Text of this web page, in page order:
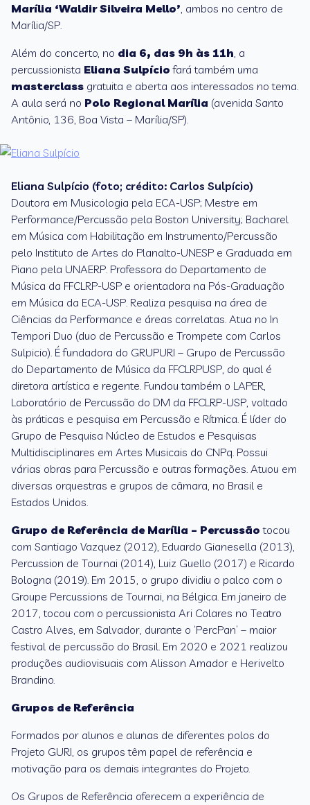
Marília ‘Waldir Silveira Mello’, ambos no centro de
Marília/SP.
Além do concerto, no dia 6, das 9h às 11h, a
percussionista Eliana Sulpício fará também uma
masterclass gratuita e aberta aos interessados no tema.
A aula será no Polo Regional Marília (avenida Santo
Antônio, 136, Boa Vista – Marília/SP).
Eliana Sulpício (foto; crédito: Carlos Sulpício)
Doutora em Musicologia pela ECA-USP; Mestre em
Performance/Percussão pela Boston University; Bacharel
em Música com Habilitação em Instrumento/Percussão
pelo Instituto de Artes do Planalto-UNESP e Graduada em
Piano pela UNAERP. Professora do Departamento de
Música da FFCLRP-USP e orientadora na Pós-Graduação
em Música da ECA-USP. Realiza pesquisa na área de
Ciências da Performance e áreas correlatas. Atua no In
Tempori Duo (duo de Percussão e Trompete com Carlos
Sulpicio). É fundadora do GRUPURI – Grupo de Percussão
do Departamento de Música da FFCLRPUSP, do qual é
diretora artística e regente. Fundou também o LAPER,
Laboratório de Percussão do DM da FFCLRP-USP, voltado
às práticas e pesquisa em Percussão e Rítmica. É líder do
Grupo de Pesquisa Núcleo de Estudos e Pesquisas
Multidisciplinares em Artes Musicais do CNPq. Possui
várias obras para Percussão e outras formações. Atuou em
diversas orquestras e grupos de câmara, no Brasil e
Estados Unidos.
Grupo de Referência de Marília – Percussão tocou
com Santiago Vazquez (2012), Eduardo Gianesella (2013),
Percussion de Tournai (2014), Luiz Guello (2017) e Ricardo
Bologna (2019). Em 2015, o grupo dividiu o palco com o
Groupe Percussions de Tournai, na Bélgica. Em janeiro de
2017, tocou com o percussionista Ari Colares no Teatro
Castro Alves, em Salvador, durante o ‘PercPan’ – maior
festival de percussão do Brasil. Em 2020 e 2021 realizou
produções audiovisuais com Alisson Amador e Herivelto
Brandino.
Grupos de Referência
Formados por alunos e alunas de diferentes polos do
Projeto GURI, os grupos têm papel de referência e
motivação para os demais integrantes do Projeto.
Os Grupos de Referência oferecem a experiência de